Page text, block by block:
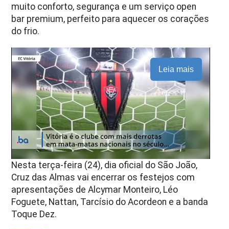
muito conforto, segurança e um serviço open
bar premium, perfeito para aquecer os corações
do frio.
Leia mais
Nesta terça-feira (24), dia oficial do São João,
Cruz das Almas vai encerrar os festejos com
apresentações de Alcymar Monteiro, Léo
Foguete, Nattan, Tarcísio do Acordeon e a banda
Toque Dez.